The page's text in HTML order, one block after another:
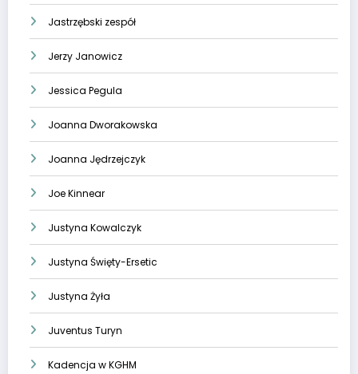
Jastrzębski zespół
Jerzy Janowicz
Jessica Pegula
Joanna Dworakowska
Joanna Jędrzejczyk
Joe Kinnear
Justyna Kowalczyk
Justyna Święty-Ersetic
Justyna Żyła
Juventus Turyn
Kadencja w KGHM